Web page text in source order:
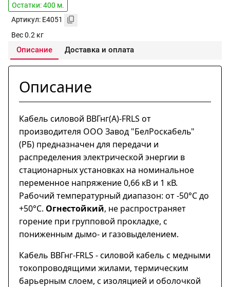
Остатки: 400 м.
Артикул: E4051
Вес 0.2 кг
Описание Доставка и оплата
Описание
Кабель силовой ВВГнг(А)-FRLS от
производителя ООО Завод "БелРоскабель"
(РБ) предназначен для передачи и
распределения электрической энергии в
стационарных установках на номинальное
переменное напряжение 0,66 кВ и 1 кВ.
Рабочий температурный диапазон: от -50°С до
+50°С. Огнестойкий, не распространяет
горение при групповой прокладке, с
пониженным дымо- и газовыделением.
Кабель ВВГнг-FRLS - силовой кабель с медными
токопроводящими жилами, термическим
барьерным слоем, с изоляцией и оболочкой